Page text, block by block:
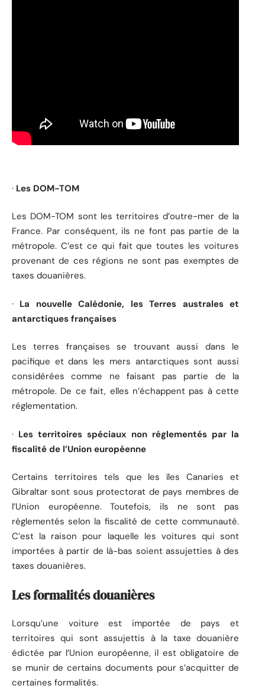
· Les DOM-TOM
Les DOM-TOM sont les territoires d’outre-mer de la
France. Par conséquent, ils ne font pas partie de la
métropole. C’est ce qui fait que toutes les voitures
provenant de ces régions ne sont pas exemptes de
taxes douanières.
· La nouvelle Calédonie, les Terres australes et
antarctiques françaises
Les terres françaises se trouvant aussi dans le
pacifique et dans les mers antarctiques sont aussi
considérées comme ne faisant pas partie de la
métropole. De ce fait, elles n’échappent pas à cette
réglementation.
· Les territoires spéciaux non réglementés par la
fiscalité de l’Union européenne
Certains territoires tels que les îles Canaries et
Gibraltar sont sous protectorat de pays membres de
l’Union européenne. Toutefois, ils ne sont pas
réglementés selon la fiscalité de cette communauté.
C’est la raison pour laquelle les voitures qui sont
importées à partir de là-bas soient assujetties à des
taxes douanières.
Les formalités douanières
Lorsqu’une voiture est importée de pays et
territoires qui sont assujettis à la taxe douanière
édictée par l’Union européenne, il est obligatoire de
se munir de certains documents pour s’acquitter de
certaines formalités.